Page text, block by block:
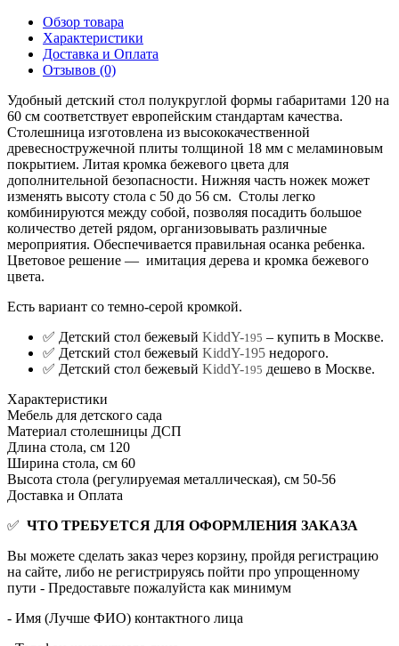
Обзор товара
Характеристики
Доставка и Оплата
Отзывов (0)
Удобный детский стол полукруглой формы габаритами 120 на
60 см соответствует европейским стандартам качества.
Столешница изготовлена из высококачественной
древесностружечной плиты толщиной 18 мм с меламиновым
покрытием. Литая кромка бежевого цвета для
дополнительной безопасности. Нижняя часть ножек может
изменять высоту стола с 50 до 56 см. Столы легко
комбинируются между собой, позволяя посадить большое
количество детей рядом, организовывать различные
мероприятия. Обеспечивается правильная осанка ребенка.
Цветовое решение — имитация дерева и кромка бежевого
цвета.
Есть вариант со темно-серой кромкой.
✅ Детский стол бежевый KiddY-195 – купить в Москве.
✅ Детский стол бежевый KiddY-195 недорого.
✅ Детский стол бежевый KiddY-195 дешево в Москве.
Характеристики
Мебель для детского сада
Материал столешницы ДСП
Длина стола, см 120
Ширина стола, см 60
Высота стола (регулируемая металлическая), см 50-56
Доставка и Оплата
✅ ЧТО ТРЕБУЕТСЯ ДЛЯ ОФОРМЛЕНИЯ ЗАКАЗА
Вы можете сделать заказ через корзину, пройдя регистрацию
на сайте, либо не регистрируясь пойти про упрощенному
пути - Предоставьте пожалуйста как минимум
- Имя (Лучше ФИО) контактного лица